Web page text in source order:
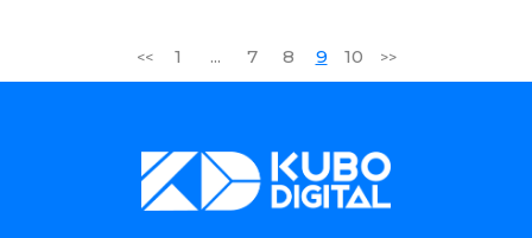
<< 1 ... 7 8 9 10 >>